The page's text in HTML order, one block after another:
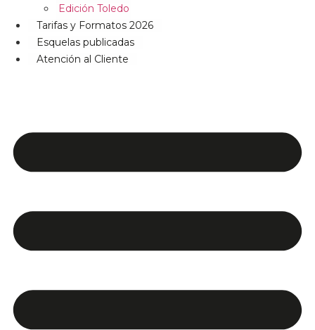
Edición Toledo
Tarifas y Formatos 2026
Esquelas publicadas
Atención al Cliente